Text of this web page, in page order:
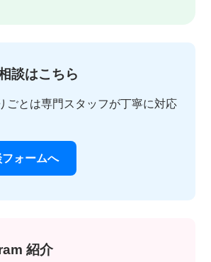
談はこちら
ごとは専門スタッフが丁寧に対応
ォームへ
紹介